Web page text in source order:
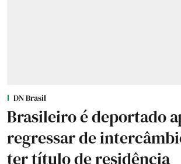
DN Brasil
Brasileiro é deportado
regressar de
ter título de residência